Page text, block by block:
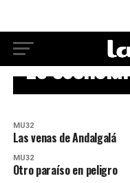
Lo esencial
MU32
Las venas de Andalgalá
MU32
Otro paraíso en peligro